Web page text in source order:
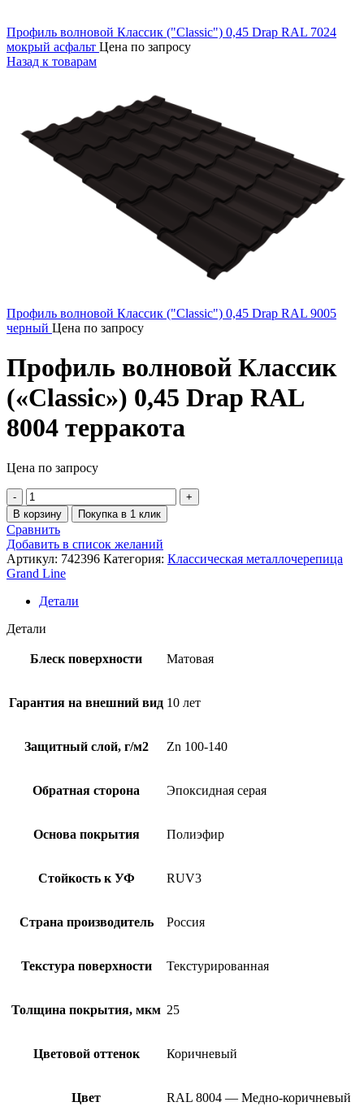
Профиль волновой Классик ("Classic") 0,45 Drap RAL 7024
мокрый асфальт Цена по запросу
Назад к товарам
Профиль волновой Классик ("Classic") 0,45 Drap RAL 9005
черный Цена по запросу
Профиль волновой Классик
(«Classic») 0,45 Drap RAL
8004 терракота
Цена по запросу
В корзину Покупка в 1 клик
Сравнить
Добавить в список желаний
Артикул: 742396 Категория: Классическая металлочерепица
Grand Line
Детали
Детали
Блеск поверхности Матовая
Гарантия на внешний вид 10 лет
Защитный слой, г/м2 Zn 100-140
Обратная сторона Эпоксидная серая
Основа покрытия Полиэфир
Стойкость к УФ RUV3
Страна производитель Россия
Текстура поверхности Текстурированная
Толщина покрытия, мкм 25
Цветовой оттенок Коричневый
Цвет RAL 8004 — Медно-коричневый